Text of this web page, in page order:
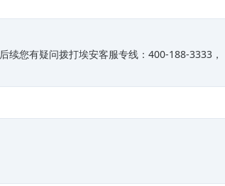
续您有疑问拨打埃安客服专线：400-188-3333，